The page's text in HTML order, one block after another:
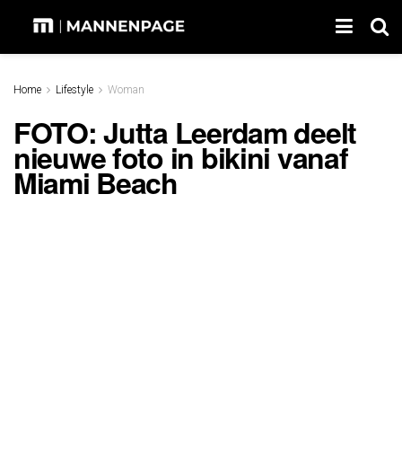
Home Lifestyle Woman
FOTO: Jutta Leerdam deelt
nieuwe foto in bikini vanaf
Miami Beach